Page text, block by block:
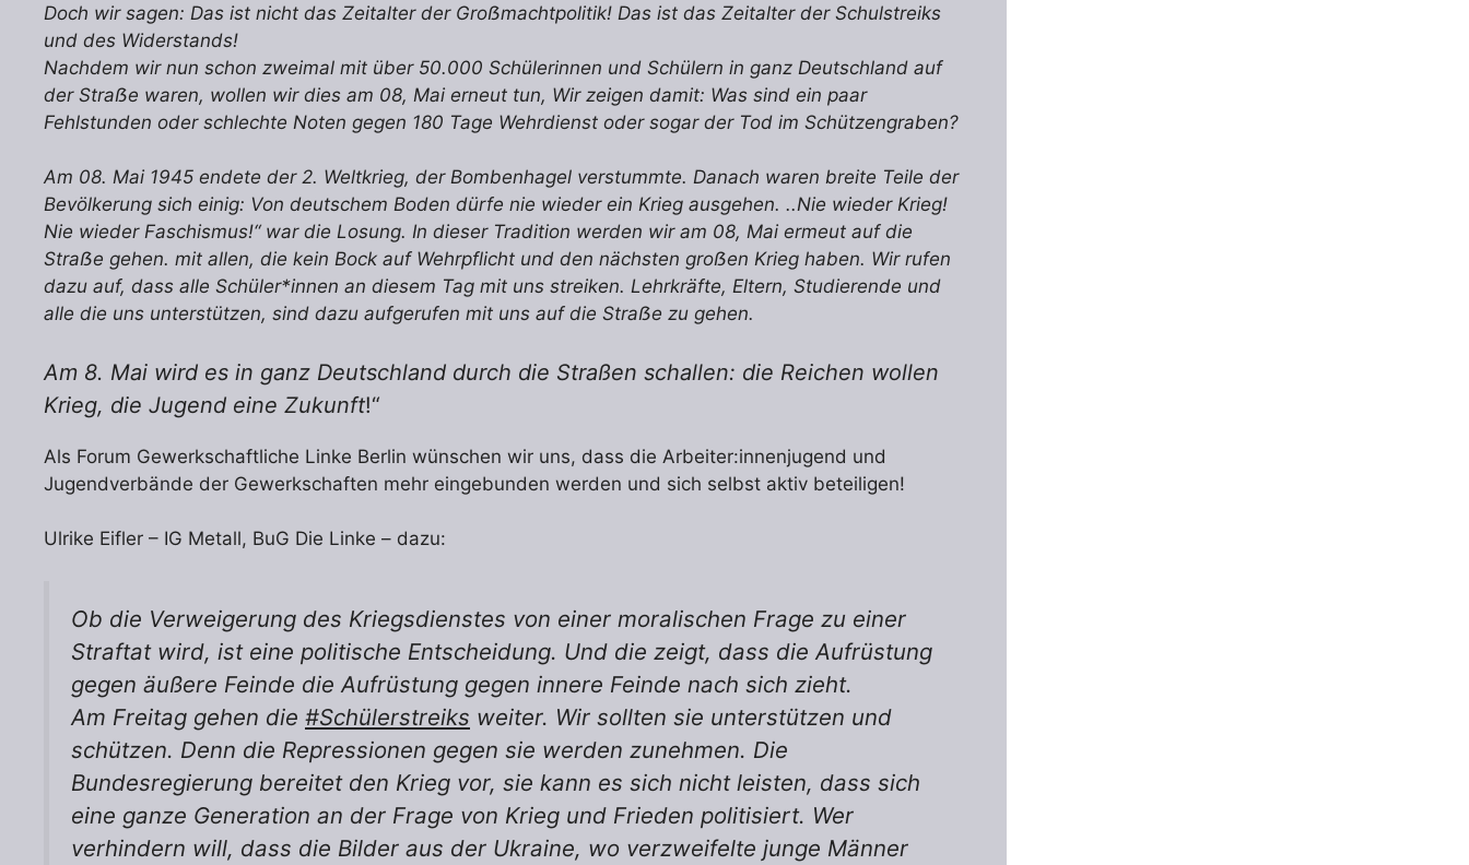
Doch wir sagen: Das ist nicht das Zeitalter der Groẞmachtpolitik! Das ist das Zeitalter der Schulstreiks
und des Widerstands!
Nachdem wir nun schon zweimal mit über 50.000 Schülerinnen und Schülern in ganz Deutschland auf
der Straẞe waren, wollen wir dies am 08, Mai erneut tun, Wir zeigen damit: Was sind ein paar
Fehlstunden oder schlechte Noten gegen 180 Tage Wehrdienst oder sogar der Tod im Schützengraben?
Am 08. Mai 1945 endete der 2. Weltkrieg, der Bombenhagel verstummte. Danach waren breite Teile der
Bevölkerung sich einig: Von deutschem Boden dürfe nie wieder ein Krieg ausgehen. ..Nie wieder Krieg!
Nie wieder Faschismus!“ war die Losung. In dieser Tradition werden wir am 08, Mai ermeut auf die
Straẞe gehen. mit allen, die kein Bock auf Wehrpflicht und den nächsten groẞen Krieg haben. Wir rufen
dazu auf, dass alle Schüler*innen an diesem Tag mit uns streiken. Lehrkräfte, Eltern, Studierende und
alle die uns unterstützen, sind dazu aufgerufen mit uns auf die Straẞe zu gehen.
Am 8. Mai wird es in ganz Deutschland durch die Straßen schallen: die Reichen wollen
Krieg, die Jugend eine Zukunft!“
Als Forum Gewerkschaftliche Linke Berlin wünschen wir uns, dass die Arbeiter:innenjugend und
Jugendverbände der Gewerkschaften mehr eingebunden werden und sich selbst aktiv beteiligen!
Ulrike Eifler – IG Metall, BuG Die Linke – dazu:
Ob die Verweigerung des Kriegsdienstes von einer moralischen Frage zu einer
Straftat wird, ist eine politische Entscheidung. Und die zeigt, dass die Aufrüstung
gegen äußere Feinde die Aufrüstung gegen innere Feinde nach sich zieht.
Am Freitag gehen die #Schülerstreiks weiter. Wir sollten sie unterstützen und
schützen. Denn die Repressionen gegen sie werden zunehmen. Die
Bundesregierung bereitet den Krieg vor, sie kann es sich nicht leisten, dass sich
eine ganze Generation an der Frage von Krieg und Frieden politisiert. Wer
verhindern will, dass die Bilder aus der Ukraine, wo verzweifelte junge Männer